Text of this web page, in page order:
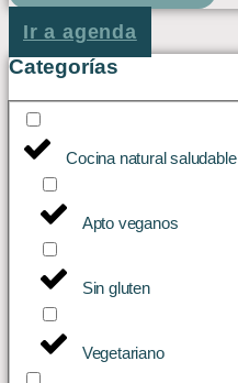
Ir a agenda
Categorías
Cocina natural saludable
Apto veganos
Sin gluten
Vegetariano